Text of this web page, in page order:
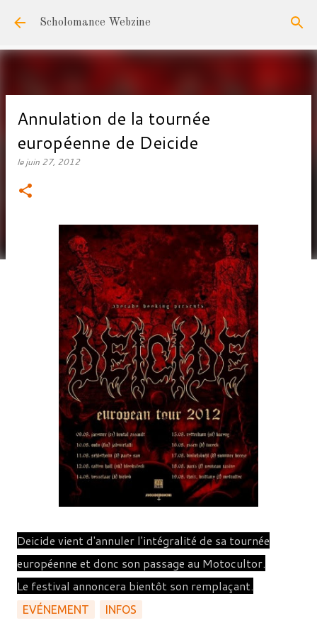
Accéder au contenu principal
Scholomance Webzine
Annulation de la tournée
européenne de Deicide
lejuin 27, 2012
Deicide vient d'annuler l'intégralité de sa tournée
européenne et donc son passage au Motocultor.
Le festival annoncera bientôt son remplaçant.
EVÉNEMENT INFOS